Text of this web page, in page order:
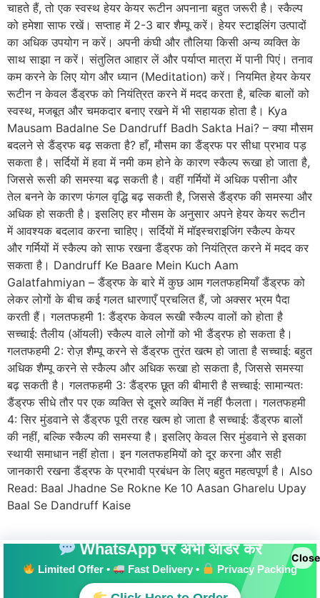
चाहते हैं, तो एक स्वस्थ हेयर केयर रूटीन अपनाना बहुत जरूरी है। स्कैल्प
को हमेशा साफ रखें। सप्ताह में 2-3 बार शैम्पू करें। हेयर स्टाइलिंग उत्पादों
का अधिक उपयोग न करें। अपनी कंघी और तौलिया किसी अन्य व्यक्ति के
साथ साझा न करें। संतुलित आहार लें और पर्याप्त मात्रा में पानी पिएं। तनाव
कम करने के लिए योग और ध्यान (Meditation) करें। नियमित हेयर केयर
रूटीन न केवल डैंड्रफ को नियंत्रित करने में मदद करता है, बल्कि बालों को
स्वस्थ, मजबूत और चमकदार बनाए रखने में भी सहायक होता है। Kya
Mausam Badalne Se Dandruff Badh Sakta Hai? – क्या मौसम
बदलने से डैंड्रफ बढ़ सकता है? हाँ, मौसम का डैंड्रफ पर सीधा प्रभाव पड़
सकता है। सर्दियों में हवा में नमी कम होने के कारण स्कैल्प रूखा हो जाता है,
जिससे रूसी की समस्या बढ़ सकती है। वहीं गर्मियों में अधिक पसीना और
तेल बनने के कारण फंगल वृद्धि बढ़ सकती है, जिससे डैंड्रफ की समस्या और
अधिक हो सकती है। इसलिए हर मौसम के अनुसार अपने हेयर केयर रूटीन
में आवश्यक बदलाव करना चाहिए। सर्दियों में मॉइस्चराइजिंग स्कैल्प केयर
और गर्मियों में स्कैल्प को साफ रखना डैंड्रफ को नियंत्रित करने में मदद कर
सकता है। Dandruff Ke Baare Mein Kuch Aam
Galatfahmiyan – डैंड्रफ के बारे में कुछ आम गलतफहमियाँ डैंड्रफ को
लेकर लोगों के बीच कई गलत धारणाएँ प्रचलित हैं, जो अक्सर भ्रम पैदा
करती हैं। गलतफहमी 1: डैंड्रफ केवल रूखी स्कैल्प वालों को होता है
सच्चाई: तैलीय (ऑयली) स्कैल्प वाले लोगों को भी डैंड्रफ हो सकता है।
गलतफहमी 2: रोज़ शैम्पू करने से डैंड्रफ तुरंत खत्म हो जाता है सच्चाई: बहुत
अधिक शैम्पू करने से स्कैल्प और अधिक रूखा हो सकता है, जिससे समस्या
बढ़ सकती है। गलतफहमी 3: डैंड्रफ छूत की बीमारी है सच्चाई: सामान्यतः
डैंड्रफ सीधे तौर पर एक व्यक्ति से दूसरे व्यक्ति में नहीं फैलता। गलतफहमी
4: सिर मुंडवाने से डैंड्रफ पूरी तरह खत्म हो जाता है सच्चाई: डैंड्रफ बालों
की नहीं, बल्कि स्कैल्प की समस्या है। इसलिए केवल सिर मुंडवाने से इसका
स्थायी समाधान नहीं होता। इन गलतफहमियों को दूर करना और सही
जानकारी रखना डैंड्रफ के प्रभावी प्रबंधन के लिए बहुत महत्वपूर्ण है। Also
Read: Baal Jhadne Se Rokne Ke 10 Aasan Gharelu Upay
Baal Se Dandruff Kaise
All rights reserved
WhatsApp पर अभी ऑर्डर करें
Limited Offer • Fast Delivery • Privacy Packing
Close